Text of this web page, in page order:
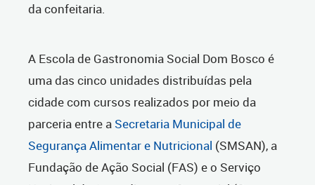
da confeitaria.
A Escola de Gastronomia Social Dom Bosco é
uma das cinco unidades distribuídas pela
cidade com cursos realizados por meio da
parceria entre a Secretaria Municipal de
Segurança Alimentar e Nutricional (SMSAN), a
Fundação de Ação Social (FAS) e o Serviço